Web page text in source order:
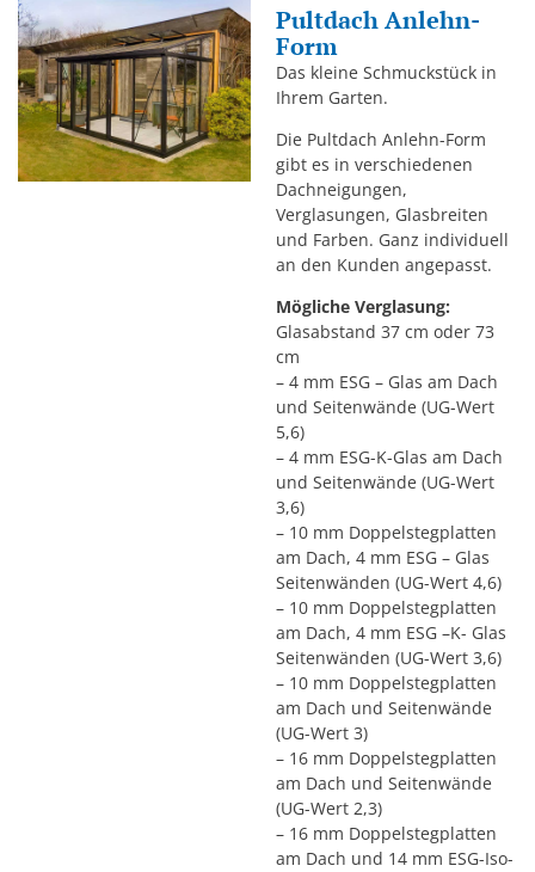
Pultdach Anlehn-
Form
Das kleine Schmuckstück in
Ihrem Garten.
Die Pultdach Anlehn-Form
gibt es in verschiedenen
Dachneigungen,
Verglasungen, Glasbreiten
und Farben. Ganz individuell
an den Kunden angepasst.
Mögliche Verglasung:
Glasabstand 37 cm oder 73
cm
– 4 mm ESG – Glas am Dach
und Seitenwände (UG-Wert
5,6)
– 4 mm ESG-K-Glas am Dach
und Seitenwände (UG-Wert
3,6)
– 10 mm Doppelstegplatten
am Dach, 4 mm ESG – Glas
Seitenwänden (UG-Wert 4,6)
– 10 mm Doppelstegplatten
am Dach, 4 mm ESG –K- Glas
Seitenwänden (UG-Wert 3,6)
– 10 mm Doppelstegplatten
am Dach und Seitenwände
(UG-Wert 3)
– 16 mm Doppelstegplatten
am Dach und Seitenwände
(UG-Wert 2,3)
– 16 mm Doppelstegplatten
am Dach und 14 mm ESG-Iso-